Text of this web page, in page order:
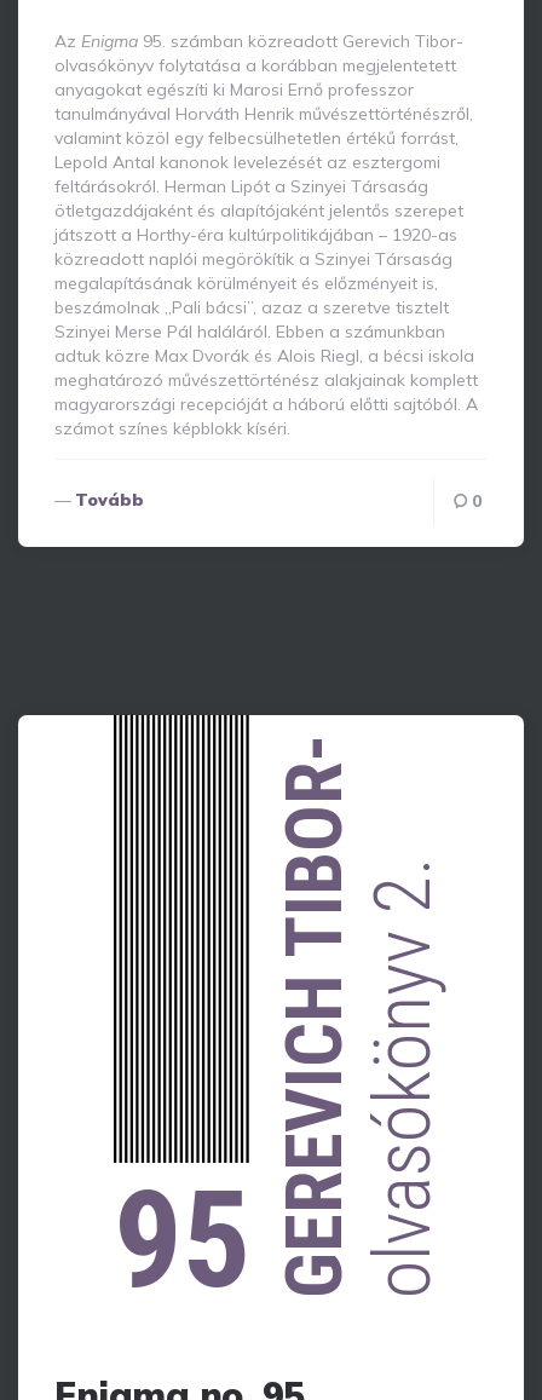
Az Enigma 95. számban közreadott Gerevich Tibor-
olvasókönyv folytatása a korábban megjelentetett
anyagokat egészíti ki Marosi Ernő professzor
tanulmányával Horváth Henrik művészettörténészről,
valamint közöl egy felbecsülhetetlen értékű forrást,
Lepold Antal kanonok levelezését az esztergomi
feltárásokról. Herman Lipót a Szinyei Társaság
ötletgazdájaként és alapítójaként jelentős szerepet
játszott a Horthy-éra kultúrpolitikájában – 1920-as
közreadott naplói megörökítik a Szinyei Társaság
megalapításának körülményeit és előzményeit is,
beszámolnak „Pali bácsi”, azaz a szeretve tisztelt
Szinyei Merse Pál haláláról. Ebben a számunkban
adtuk közre Max Dvorák és Alois Riegl, a bécsi iskola
meghatározó művészettörténész alakjainak komplett
magyarországi recepcióját a háború előtti sajtóból. A
számot színes képblokk kíséri.
Tovább 0
95 GEREVICH TIBOR-olvasókönyv 2.